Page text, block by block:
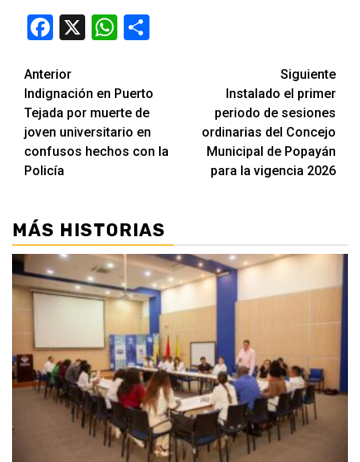
Facebook
X WhatsApp
Seguir
leyendo
Anterior
Indignación en Puerto
Tejada por muerte de
joven universitario en
confusos hechos con la
Policía
Siguiente
Instalado el primer
periodo de sesiones
ordinarias del Concejo
Municipal de Popayán
para la vigencia 2026
MÁS HISTORIAS